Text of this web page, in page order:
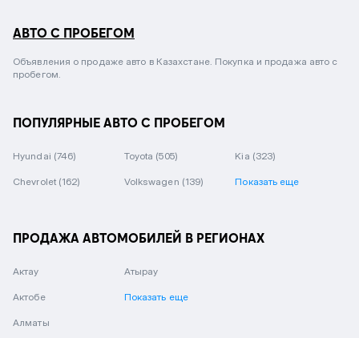
АВТО С ПРОБЕГОМ
Объявления о продаже авто в Казахстане. Покупка и продажа авто с
пробегом.
ПОПУЛЯРНЫЕ АВТО С ПРОБЕГОМ
Hyundai (746) Toyota (505) Kia (323)
Chevrolet (162) Volkswagen (139) Показать еще
ПРОДАЖА АВТОМОБИЛЕЙ В РЕГИОНАХ
Актау
Актобе
Алматы
Атырау
Показать еще